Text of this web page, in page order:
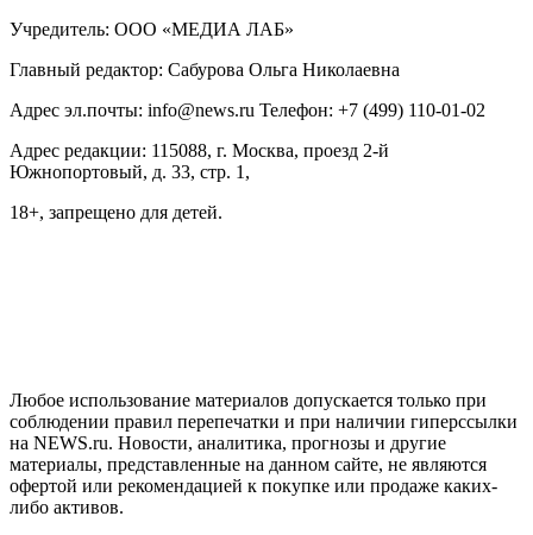
Учредитель: ООО «МЕДИА ЛАБ»
Главный редактор: Сабурова Ольга Николаевна
Адрес эл.почты: info@news.ru Телефон: +7 (499) 110-01-02
Адрес редакции: 115088, г. Москва, проезд 2-й
Южнопортовый, д. 33, стр. 1,
18+, запрещено для детей.
Любое использование материалов допускается только при
соблюдении правил перепечатки и при наличии гиперссылки
на NEWS.ru. Новости, аналитика, прогнозы и другие
материалы, представленные на данном сайте, не являются
офертой или рекомендацией к покупке или продаже каких-
либо активов.